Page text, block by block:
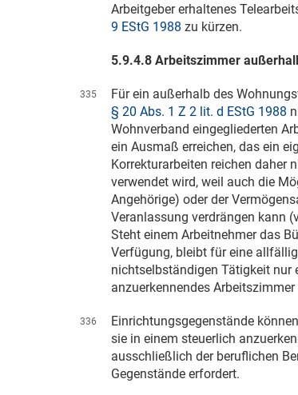
Arbeitgeber erhaltenes
9 EStG 1988 zu kürzen.
5.9.4.8 Arbeitszimmer
335
Für ein außerhalb des
§ 20 Abs. 1 Z 2 lit. d EStG 1988
Wohnverband eingegliederten
ein Ausmaß erreichen, das ein
Korrekturarbeiten reichen daher
verwendet wird, weil auch die
Angehörige) oder der
Veranlassung verdrängen kann
Steht einem Arbeitnehmer das
Verfügung, bleibt für eine
nichtselbständigen Tätigkeit nur
anzuerkennendes
336
Einrichtungsgegenstände
sie in einem steuerlich
ausschließlich der beruflichen
Gegenstände erfordert.